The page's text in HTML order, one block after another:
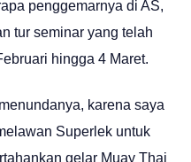
penggemarnya di AS,
tur seminar yang telah
hingga 4 Maret.
karena saya
Superlek untuk
gelar Muay Thai